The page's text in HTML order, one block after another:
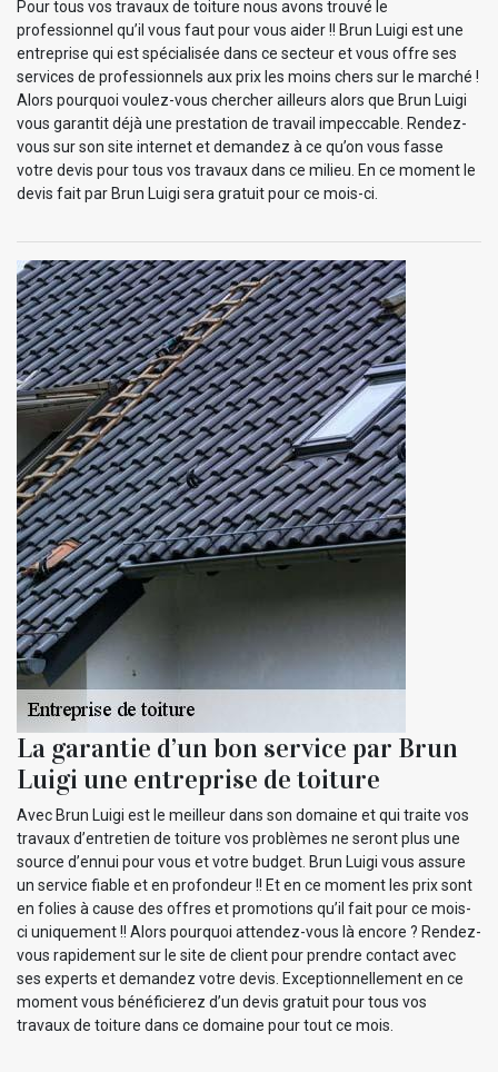
Pour tous vos travaux de toiture nous avons trouvé le
professionnel qu’il vous faut pour vous aider !! Brun Luigi est une
entreprise qui est spécialisée dans ce secteur et vous offre ses
services de professionnels aux prix les moins chers sur le marché !
Alors pourquoi voulez-vous chercher ailleurs alors que Brun Luigi
vous garantit déjà une prestation de travail impeccable. Rendez-
vous sur son site internet et demandez à ce qu’on vous fasse
votre devis pour tous vos travaux dans ce milieu. En ce moment le
devis fait par Brun Luigi sera gratuit pour ce mois-ci.
La garantie d’un bon service par Brun
Luigi une entreprise de toiture
Avec Brun Luigi est le meilleur dans son domaine et qui traite vos
travaux d’entretien de toiture vos problèmes ne seront plus une
source d’ennui pour vous et votre budget. Brun Luigi vous assure
un service fiable et en profondeur !! Et en ce moment les prix sont
en folies à cause des offres et promotions qu’il fait pour ce mois-
ci uniquement !! Alors pourquoi attendez-vous là encore ? Rendez-
vous rapidement sur le site de client pour prendre contact avec
ses experts et demandez votre devis. Exceptionnellement en ce
moment vous bénéficierez d’un devis gratuit pour tous vos
travaux de toiture dans ce domaine pour tout ce mois.